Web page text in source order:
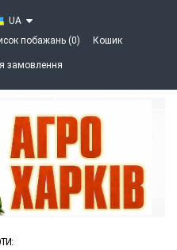
UA
побажань (0) Кошик
замовлення